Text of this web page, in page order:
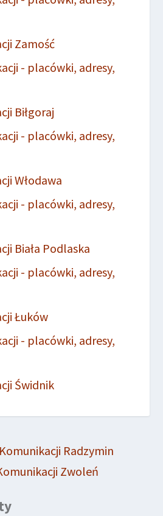
Zamość
Biłgoraj
Włodawa
Biała Podlaska
Łuków
Świdnik
Radzymin
Zwoleń